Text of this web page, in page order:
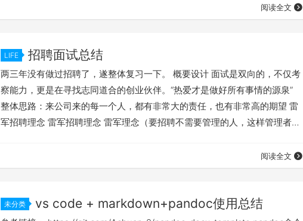
阅读全文
LIFE 招聘面试总结
两三年没有做过招聘了，遂整体复习一下。 概要设计 面试是双向的，不仅考
察能力，更是在寻找志同道合的创业伙伴。“热爱才是做好所有事情的源泉”
整体思路：来公司来的每一个人，都有非常大的责任，也有非常高的期望 雷
军招聘理念 雷军招聘理念 雷军理念（要招聘不需要管理的人，这样管理者才
（只招“极强问题解决者”）能力 = 解决未知问题的速度 马斯克衡量标准：你
能不能把问题拆成物理/工程/逻辑基本事实，再从零推导解决方案。马斯克面
阅读全文
未分类 vs code + markdown+pandoc使用总结